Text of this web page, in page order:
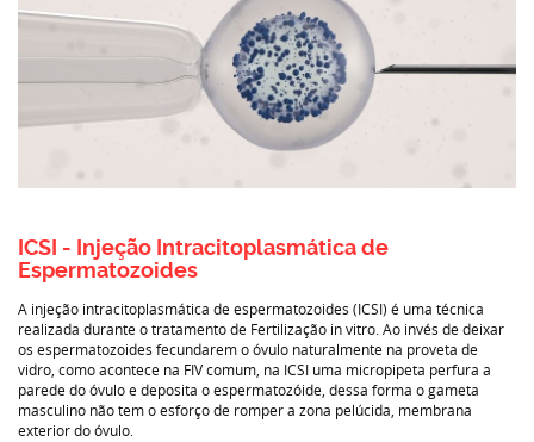
ICSI - Injeção Intracitoplasmática de
Espermatozoides
A injeção intracitoplasmática de espermatozoides (ICSI) é uma técnica
realizada durante o tratamento de Fertilização in vitro. Ao invés de deixar
os espermatozoides fecundarem o óvulo naturalmente na proveta de
vidro, como acontece na FIV comum, na ICSI uma micropipeta perfura a
parede do óvulo e deposita o espermatozóide, dessa forma o gameta
masculino não tem o esforço de romper a zona pelúcida, membrana
exterior do óvulo.